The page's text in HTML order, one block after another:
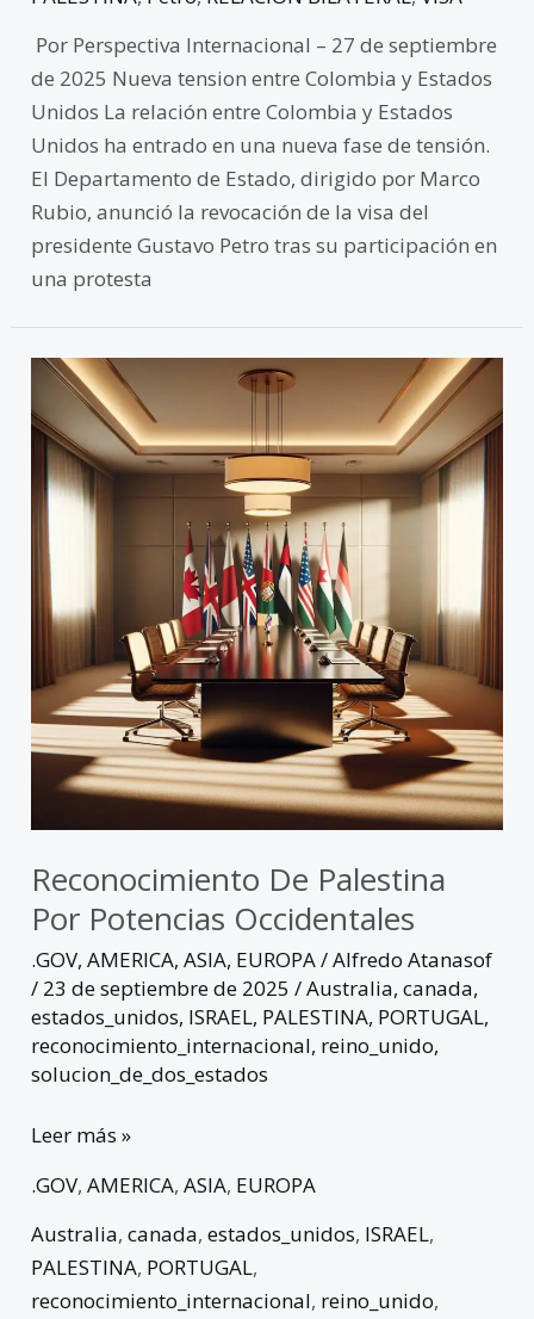
Por Perspectiva Internacional – 27 de septiembre
de 2025 Nueva tension entre Colombia y Estados
Unidos La relación entre Colombia y Estados
Unidos ha entrado en una nueva fase de tensión.
El Departamento de Estado, dirigido por Marco
Rubio, anunció la revocación de la visa del
presidente Gustavo Petro tras su participación en
una protesta
Reconocimiento De Palestina
Por Potencias Occidentales
.GOV,AMERICA,ASIA, EUROPA/Alfredo Atanasof
/ 23 de septiembre de 2025/Australia,canada,
estados_unidos, ISRAEL, PALESTINA, PORTUGAL,
reconocimiento_internacional, reino_unido,
solucion_de_dos_estados
Reconocimiento
de
Palestina
por
potencias
occidentales
Leer más »
.GOV,AMERICA,ASIA, EUROPA
Australia,canada,estados_unidos, ISRAEL,
PALESTINA, PORTUGAL,
reconocimiento_internacional, reino_unido,